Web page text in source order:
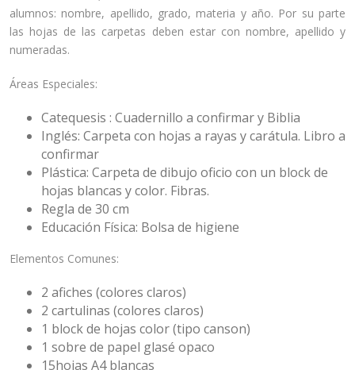
alumnos: nombre, apellido, grado, materia y año. Por su parte
las hojas de las carpetas deben estar con nombre, apellido y
numeradas.
Áreas Especiales:
Catequesis : Cuadernillo a confirmar y Biblia
Inglés: Carpeta con hojas a rayas y carátula. Libro a
confirmar
Plástica: Carpeta de dibujo oficio con un block de
hojas blancas y color. Fibras.
Regla de 30 cm
Educación Física: Bolsa de higiene
Elementos Comunes:
2 afiches (colores claros)
2 cartulinas (colores claros)
1 block de hojas color (tipo canson)
1 sobre de papel glasé opaco
15hojas A4 blancas